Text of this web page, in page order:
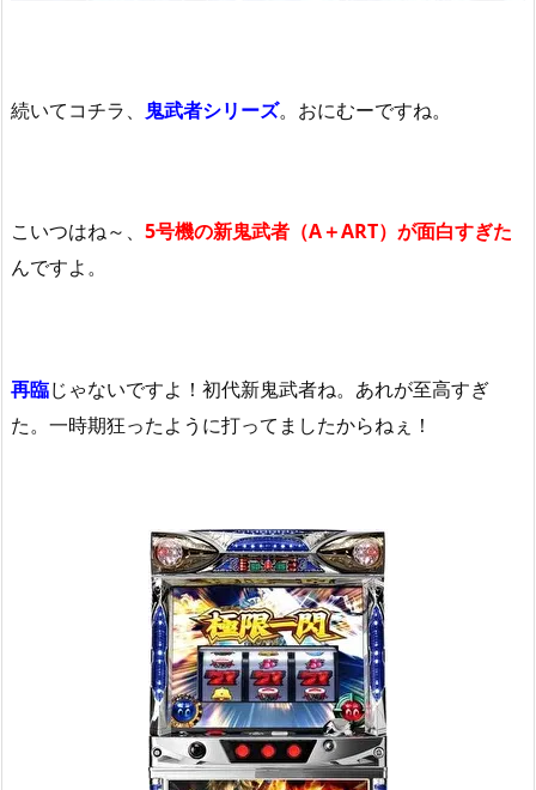
続いてコチラ、 鬼武者シリーズ。おにむーですね。
こいつはね～、 5号機の新鬼武者（A＋ART）が面白すぎた
んですよ。
再臨じゃないですよ！初代新鬼武者ね。あれが至高すぎ
た。一時期狂ったように打ってましたからねぇ！